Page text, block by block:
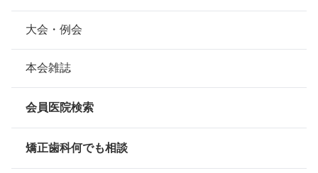
組織について
本会の歴史
情報公開
安心できる矯正歯科治療契約のための「7つの提言」
矯正歯科治療について
大会・例会
本会雑誌
会員医院検索
矯正歯科何でも相談
公開日：2018年12月21日（金）
2018年12月20日
第14回ブレース スマイル コンテス
ト受賞作品発表
～最優秀賞は、中島 和葉さん『元気スマイ